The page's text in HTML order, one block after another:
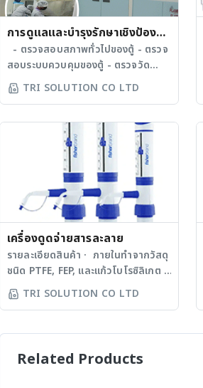
การดูแลและบำรุงรักษาเชิงป้องกัน
สำหรับตู้ดูดควัน
- ตรวจสอบสภาพทั่วไปของตู้ - ตรวจ
สอบระบบควบคุมของตู้ - ตรวจวัด
ระบบส่องสว่างภายในตู้ - ตรวจวัดปรับ
ตั้ง Face Velocity - ตรวจสอบการ
(ถ้ามี) - ตรวจสอบการทำงานของระบบ
จ่ายน้ำภายในตู้ - ตรวจสอบการรั่วซึม
ของระบบน้ำทิ้ง - ตรวจสอบ/หล่อลื่น
สลิงการเคลื่อนที่ Sash - ตรวจสอบ
Bearing ของ Motor - ตรวจสอบ
การสันสะเทือนของ Motor & Blower
- ตรวจสอบความแน่นหนาของน๊อตยึด
ฐาน Motor - ทำความสะอาดภายนอก
/ ภายในของตู้
TRI SOLUTION CO LTD
เครื่องดูดจ่ายสารละลาย
รายละเอียดสินค้า · ภายในทำจากวัสดุ
ชนิด PTFE, FEP, และแก้วโบโรซิลิเกต ที่
ทนต่อสารเคมีหลากหลายชนิด
· สามารถดูด-จ่ายสารละลายโดยไม่มี
อย่างนุ่มนวล · สามารถเข้าเครื่องนึ่ง
· มี Adapter สำหรับใช้กับขวดหลาก
TRI SOLUTION CO LTD
Related Products